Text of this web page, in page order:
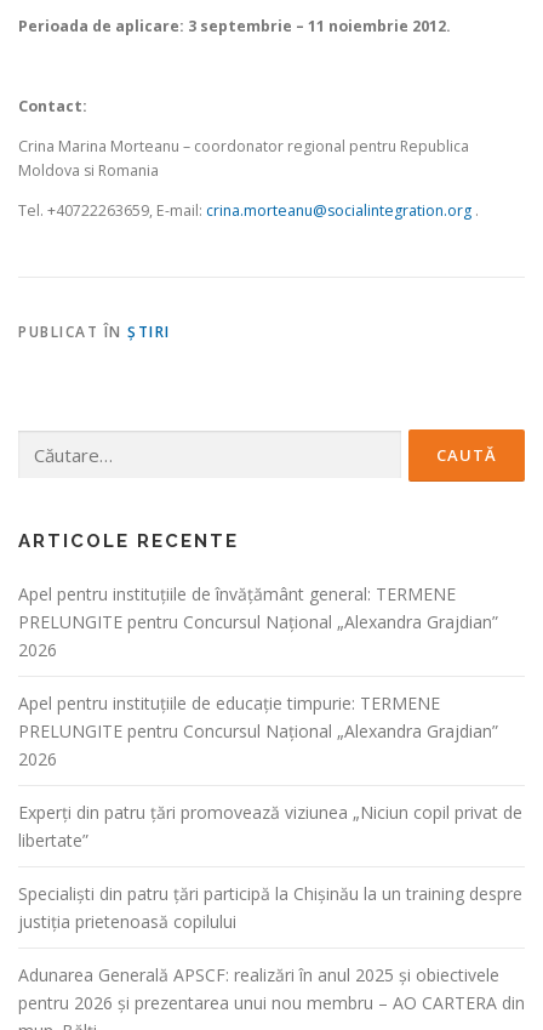
Perioada de aplicare: 3 septembrie – 11 noiembrie 2012.
Contact:
Crina Marina Morteanu – coordonator regional pentru Republica
Moldova si Romania
Tel. +40722263659, E-mail: crina.morteanu@socialintegration.org .
PUBLICAT ÎN ŞTIRI
după:
ARTICOLE RECENTE
Apel pentru instituțiile de învățământ general: TERMENE
PRELUNGITE pentru Concursul Național „Alexandra Grajdian”
2026
Apel pentru instituțiile de educație timpurie: TERMENE
PRELUNGITE pentru Concursul Național „Alexandra Grajdian”
2026
Experți din patru țări promovează viziunea „Niciun copil privat de
libertate”
Specialiști din patru țări participă la Chișinău la un training despre
justiția prietenoasă copilului
Adunarea Generală APSCF: realizări în anul 2025 și obiectivele
pentru 2026 și prezentarea unui nou membru – AO CARTERA din